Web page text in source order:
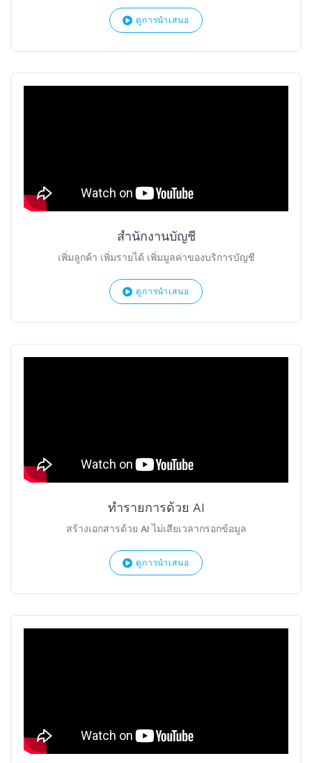
ดูการนำเสนอ
สำนักงานบัญชี
เพิ่มลูกค้า เพิ่มรายได้ เพิ่มมูลค่าของบริการบัญชี
ดูการนำเสนอ
ทำรายการด้วย AI
สร้างเอกสารด้วย AI ไม่เสียเวลากรอกข้อมูล
ดูการนำเสนอ